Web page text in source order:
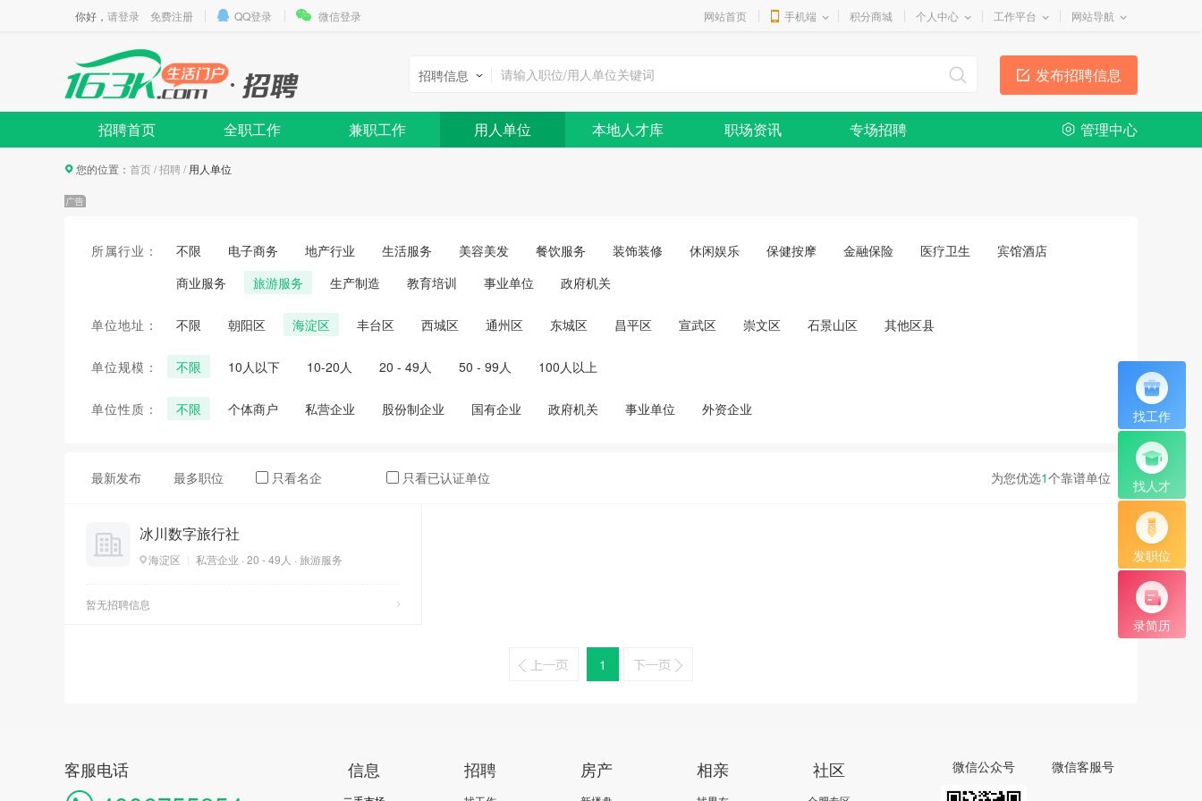
你好， 请登录 免费注册 QQ登录 微信登录 网站首页 手机端 积分商城 个人中心 工作平台 网站导航
发布招聘信息
招聘信息
招聘首页 全职工作 兼职工作 用人单位 本地人才库 职场资讯 专场招聘 管理中心
找工作
找人才
发职位
录简历
您的位置： 首页/招聘/ 用人单位
所属行业： 不限 电子商务 地产行业 生活服务 美容美发 餐饮服务 装饰装修 休闲娱乐 保健按摩 金融保险 医疗卫生
宾馆酒店
商业服务
旅游服务 生产制造 教育培训 事业单位 政府机关
单位地址： 不限 朝阳区 海淀区 丰台区 西城区 通州区 东城区 昌平区 宣武区 崇文区 石景山区 其他区县
单位规模： 不限 10人以下 10-20人 20 - 49人 50 - 99人 100人以上
单位性质： 不限 个体商户 私营企业 股份制企业 国有企业 政府机关 事业单位 外资企业
为您优选1个靠谱单位
最新发布 最多职位 只看名企 只看已认证单位
冰川数字旅行社
海淀区 私营企业 · 20 - 49人 · 旅游服务
暂无招聘信息
1
客服电话 信息 招聘 房产 相亲 社区 微信公众号 微信客服号